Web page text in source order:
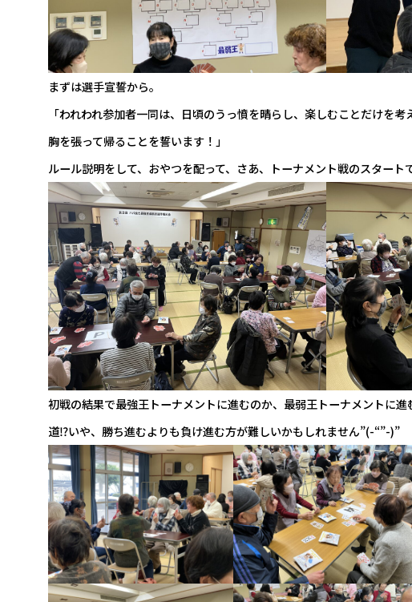
まずは選手宣誓から。
「われわれ参加者一同は、日頃のうっ憤を晴らし、楽しむことだけを
胸を張って帰ることを誓います！」
ルール説明をして、おやつを配って、さあ、トーナメント戦のスタート
初戦の結果で最強王トーナメントに進むのか、最弱王トーナメントに
道⁉いや、勝ち進むよりも負け進む方が難しいかもしれません”(-“”-)”